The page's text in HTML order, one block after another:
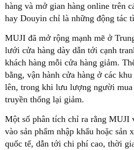
hàng và mở gian hàng online trên
hay Douyin chỉ là những động tác
MUJI đã mở rộng mạnh mẽ ở
lưới cửa hàng dày dẫn tới cạnh
khách hàng mỗi cửa hàng giảm.
bằng, vận hành cửa hàng ở các
lên, trong khi lưu lượng người
truyền thống lại giảm.
Một số phân tích chỉ ra rằng MUJI
vào sản phẩm nhập khẩu hoặc sản
quốc tế, dẫn tới chi phí cao, thời